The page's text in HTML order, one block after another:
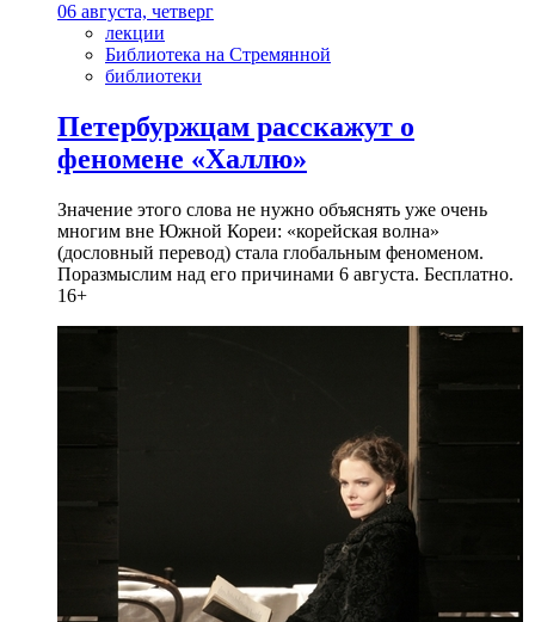
06 августа, четверг
лекции
Библиотека на Стремянной
библиотеки
Петербуржцам расскажут о
феномене «Халлю»
Значение этого слова не нужно объяснять уже очень
многим вне Южной Кореи: «корейская волна»
(дословный перевод) стала глобальным феноменом.
Поразмыслим над его причинами 6 августа. Бесплатно.
16+